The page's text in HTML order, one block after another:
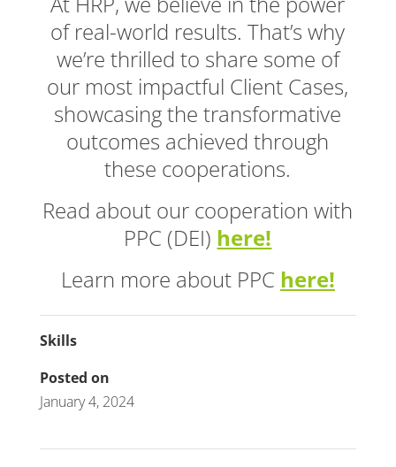
of real-world results. That’s why
we’re thrilled to share some of
our most impactful Client Cases,
showcasing the transformative
outcomes achieved through
these cooperations.
Read about our cooperation with
PPC (DEI) here!
Learn more about PPC here!
Skills
Posted on
January 4, 2024